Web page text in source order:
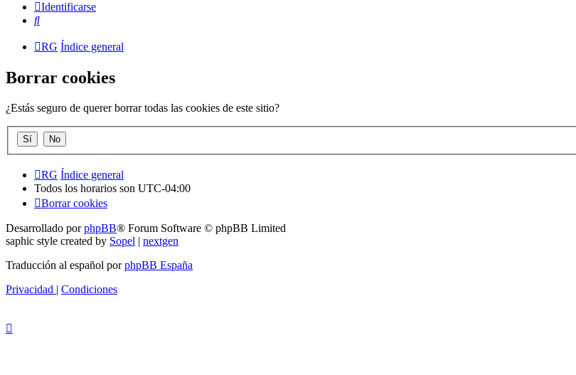
Identificarse
Buscar
RG Índice general
Borrar cookies
¿Estás seguro de querer borrar todas las cookies de este sitio?
RG Índice general
Todos los horarios son UTC-04:00
Borrar cookies
Desarrollado porphpBB® Forum Software © phpBB Limited
saphic style created by Sopel | nextgen
Traducción al español porphpBB España
Privacidad | Condiciones